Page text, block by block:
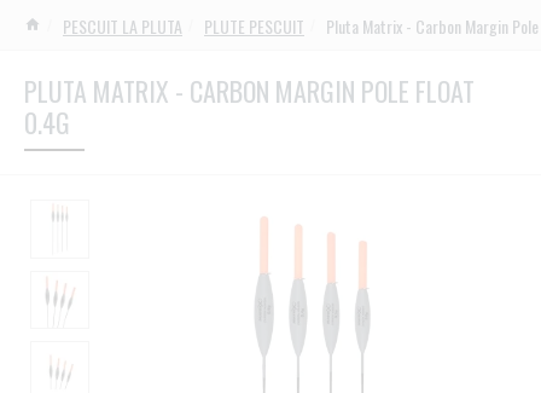
PESCUIT LA PLUTA PLUTE PESCUIT Pluta Matrix - Carbon Margin
PLUTA MATRIX - CARBON MARGIN POLE FLOAT
0.4G